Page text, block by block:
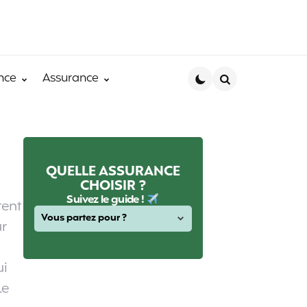
Assurance
QUELLE ASSURANCE
CHOISIR ?
Suivez le guide !